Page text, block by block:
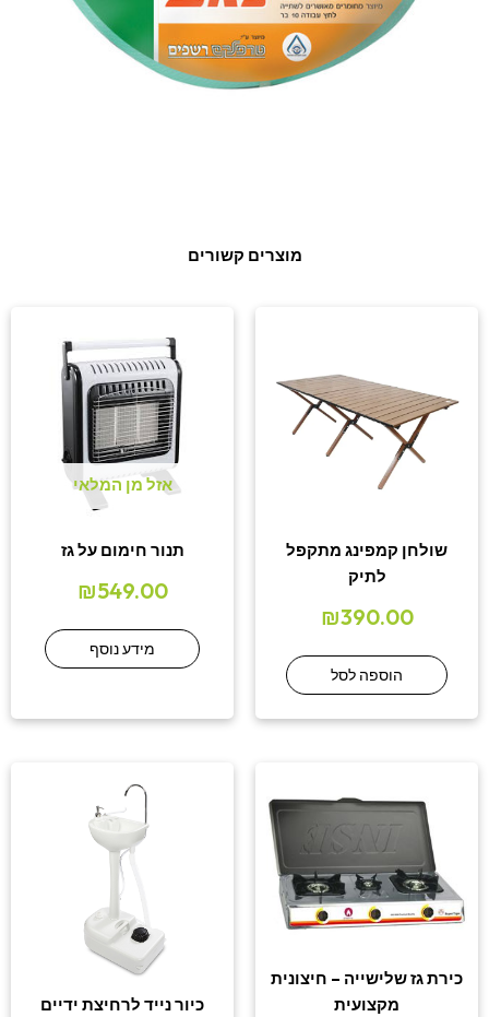
מוצרים קשורים
שולחן קמפינג מתקפל
לתיק
₪390.00
הוספה לסל
אזל מן המלאי
תנור חימום על גז
₪549.00
מידע נוסף
כירת גז שלישייה – חיצונית
מקצועית
כיור נייד לרחיצת ידיים